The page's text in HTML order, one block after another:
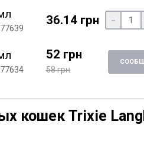
36.14 грн -
52 грн
58 грн
кошек Trixie